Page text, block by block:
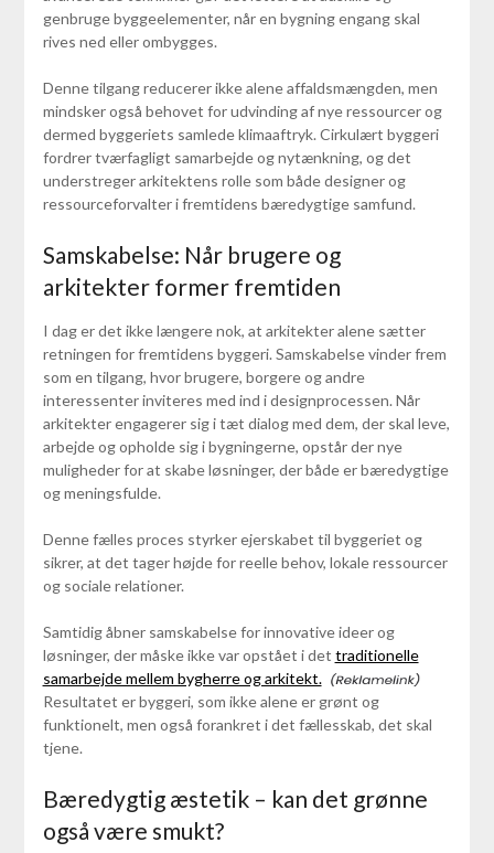
genbruge byggeelementer, når en bygning engang skal
rives ned eller ombygges.
Denne tilgang reducerer ikke alene affaldsmængden, men
mindsker også behovet for udvinding af nye ressourcer og
dermed byggeriets samlede klimaaftryk. Cirkulært byggeri
fordrer tværfagligt samarbejde og nytænkning, og det
understreger arkitektens rolle som både designer og
ressourceforvalter i fremtidens bæredygtige samfund.
Samskabelse: Når brugere og
arkitekter former fremtiden
I dag er det ikke længere nok, at arkitekter alene sætter
retningen for fremtidens byggeri. Samskabelse vinder frem
som en tilgang, hvor brugere, borgere og andre
interessenter inviteres med ind i designprocessen. Når
arkitekter engagerer sig i tæt dialog med dem, der skal leve,
arbejde og opholde sig i bygningerne, opstår der nye
muligheder for at skabe løsninger, der både er bæredygtige
og meningsfulde.
Denne fælles proces styrker ejerskabet til byggeriet og
sikrer, at det tager højde for reelle behov, lokale ressourcer
og sociale relationer.
Samtidig åbner samskabelse for innovative ideer og
løsninger, der måske ikke var opstået i det traditionelle
samarbejde mellem bygherre og arkitekt.
Resultatet er byggeri, som ikke alene er grønt og
funktionelt, men også forankret i det fællesskab, det skal
tjene.
Bæredygtig æstetik – kan det grønne
også være smukt?